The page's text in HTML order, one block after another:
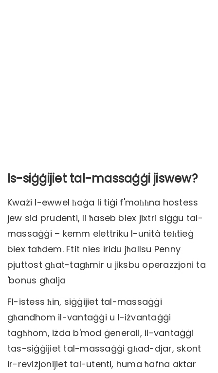
Is-siġġijiet tal-massaġġi jiswew?
Kważi l-ewwel ħaġa li tiġi f'moħħna hostess
jew sid prudenti, li ħaseb biex jixtri siġġu tal-
massaġġi – kemm elettriku l-unità teħtieġ
biex taħdem. Ftit nies iridu jħallsu Penny
pjuttost għat-tagħmir u jiksbu operazzjoni ta
'bonus għalja
Fl-istess ħin, siġġijiet tal-massaġġi
għandhom il-vantaġġi u l-iżvantaġġi
tagħhom, iżda b'mod ġenerali, il-vantaġġi
tas-siġġijiet tal-massaġġi għad-djar, skont
ir-reviżjonijiet tal-utenti, huma ħafna aktar